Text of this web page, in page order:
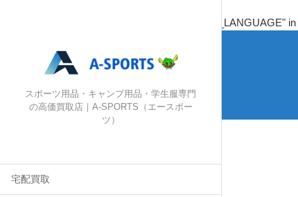
: Undefined array key "HTTP_ACCEPT_LANGUAGE" in
スポーツ用品・キャンプ用品・学生服専門
の高価買取店｜A-SPORTS（エースポー
ツ）
宅配買取